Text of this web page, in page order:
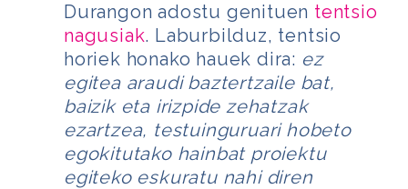
Durangon adostu genituen tentsio
nagusiak. Laburbilduz, tentsio
horiek honako hauek dira: ez
egitea araudi baztertzaile bat,
baizik eta irizpide zehatzak
ezartzea, testuinguruari hobeto
egokitutako hainbat proiektu
egiteko eskuratu nahi diren